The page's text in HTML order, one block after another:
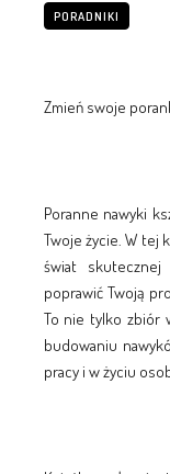
PORADNIKI
Zmień swoje
Poranne nawyki
Twoje życie. W tej
świat
poprawić Twoją
To nie tylko zbiór
budowaniu
pracy i w życiu